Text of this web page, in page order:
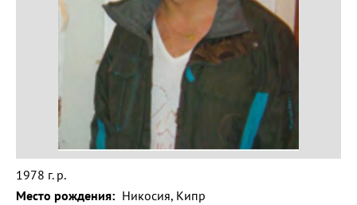
1978 г. р.
Место рождения: Никосия, Кипр
Верхний
Плёс
картине